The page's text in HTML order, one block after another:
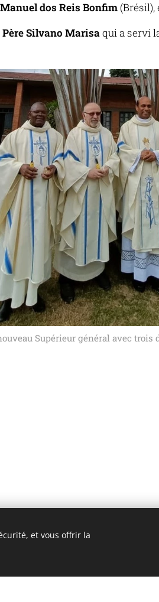
Manuel dos Reis Bonfim (Brésil),
Père Silvano Marisaqui a servi
Supérieur général avec trois
et vous offrir la